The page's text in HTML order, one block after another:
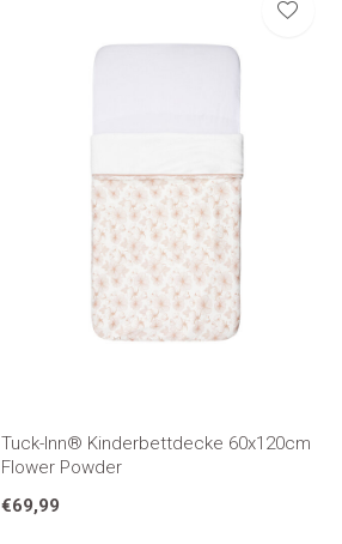
Tuck-Inn® Kinderbettdecke 60x120cm
Flower Powder
€69,99